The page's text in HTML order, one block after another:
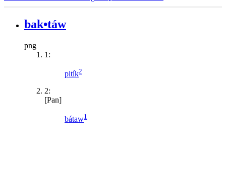
bak•táw
png
1:
pitík2
2:
[Pan]
bátaw1